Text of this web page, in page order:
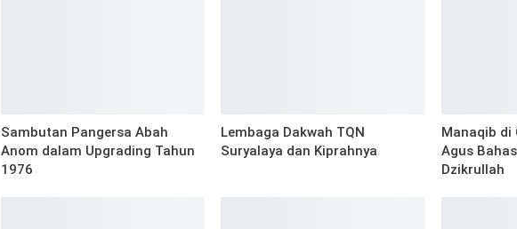
Sambutan Pangersa Abah
Anom dalam Upgrading Tahun
1976
Lembaga Dakwah TQN
Suryalaya dan Kiprahnya
Manaqib di
Agus
Dzikrullah